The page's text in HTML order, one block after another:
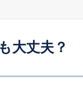
大丈夫？